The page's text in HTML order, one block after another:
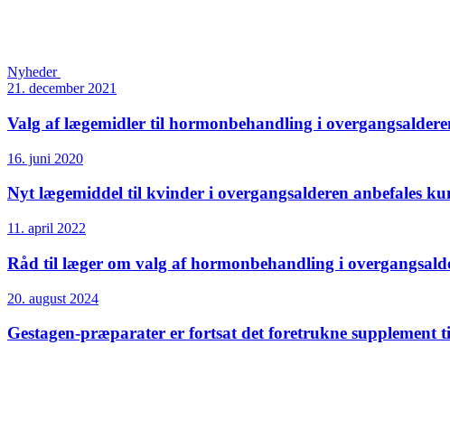
Nyheder
21. december 2021
Valg af lægemidler til hormon­behandling i
16. juni 2020
Nyt lægemiddel til kvinder i overgangsalderen anbefales
11. april 2022
Råd til læger om valg af hormonbehandling i
20. august 2024
Gestagen-præparater er fortsat det foretrukne